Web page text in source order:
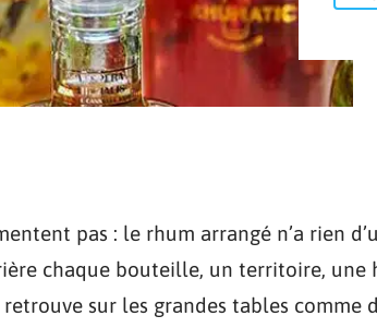
pas : le rhum arrangé n’a rien
chaque bouteille, un territoire, une
retrouve sur les grandes tables